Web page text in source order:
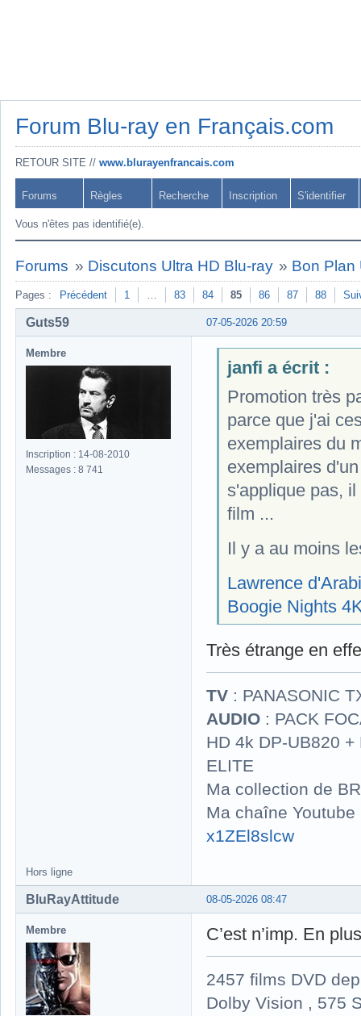
Forum Blu-ray en Français.com
RETOUR SITE // www.blurayenfrancais.com
Forums Règles Recherche Inscription S'identifier
Vous n'êtes pas identifié(e).
Forums » Discutons Ultra HD Blu-ray » Bon Plan
Pages : Précédent 1 … 83 84 85 86 87 88
07-05-2026 20:59
Guts59
Membre
Inscription : 14-08-2010
Messages : 8 741
janfi a écrit :
Promotion très
parce que j'ai
exemplaires du
exemplaires
s'applique pas,
film ...
Il y a au moins
Lawrence
Boogie Nights
Très étrange en
TV : PANASONIC
AUDIO : PACK
HD 4k DP-UB820
ELITE
Ma collection de
Ma chaîne
x1ZEl8slcw
Hors ligne
08-05-2026 08:47
BluRayAttitude
Membre C’est n’imp. En
2457 films DVD
Dolby Vision , 575